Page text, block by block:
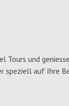
Tours und
speziell auf Ihre